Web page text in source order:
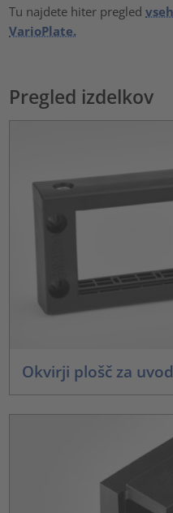
Tu najdete hiter pregled
VarioPlate.
Pregled izdelkov
Okvirji plošč za